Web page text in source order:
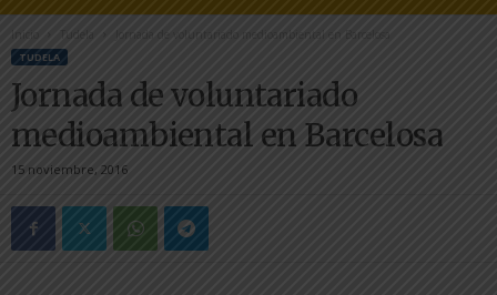
Inicio Tudela Jornada de voluntariado medioambiental en Barcelosa
TUDELA
Jornada de voluntariado
medioambiental en Barcelosa
15 noviembre, 2016